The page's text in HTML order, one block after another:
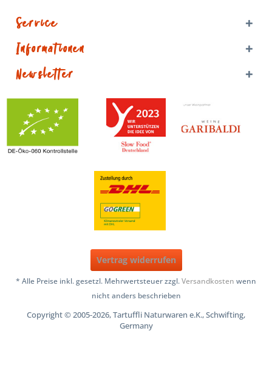
Service
Informationen
Newsletter
Vertrag widerrufen
* Alle Preise inkl. gesetzl. Mehrwertsteuer zzgl.Versandkosten wenn
nicht anders beschrieben
Copyright © 2005-2026, Tartuffli Naturwaren e.K., Schwifting,
Germany